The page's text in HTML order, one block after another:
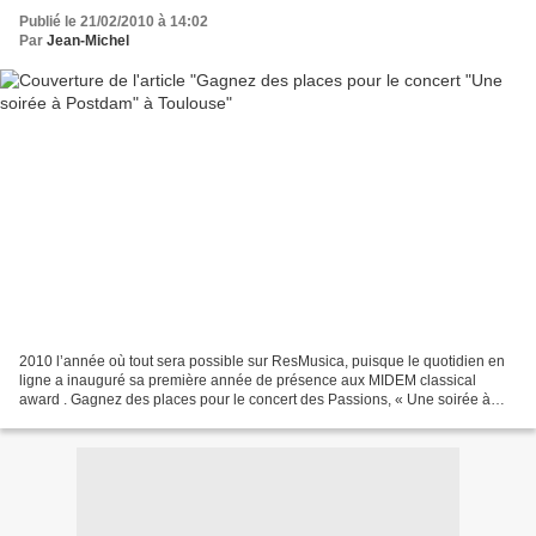
Publié le 21/02/2010 à 14:02
Par Jean-Michel
2010 l’année où tout sera possible sur ResMusica, puisque le quotidien en
ligne a inauguré sa première année de présence aux MIDEM classical
award . Gagnez des places pour le concert des Passions, « Une soirée à